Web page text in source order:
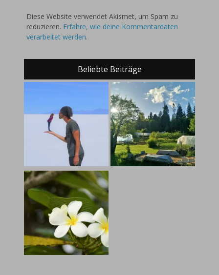
Diese Website verwendet Akismet, um Spam zu
reduzieren. Erfahre, wie deine Kommentardaten
verarbeitet werden.
Beliebte Beiträge